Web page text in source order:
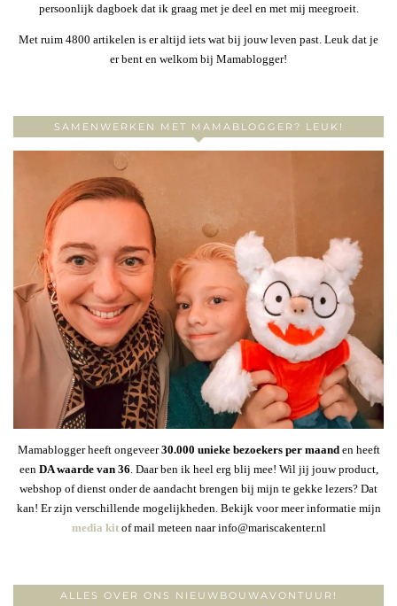
persoonlijk dagboek dat ik graag met je deel en met mij meegroeit.
Met ruim 4800 artikelen is er altijd iets wat bij jouw leven past. Leuk dat je
er bent en welkom bij Mamablogger!
SAMENWERKEN MET MAMABLOGGER? LEUK!
Mamablogger heeft ongeveer30.000 unieke bezoekers per maanden heeft
een DA waarde van 36 . Daar ben ik heel erg blij mee! Wil jij jouw product,
webshop of dienst onder de aandacht brengen bij mijn te gekke lezers? Dat
kan! Er zijn verschillende mogelijkheden. Bekijk voor meer informatie mijn
media kitof mail meteen naar info@mariscakenter.nl
ALLES OVER ONS NIEUWBOUWAVONTUUR!